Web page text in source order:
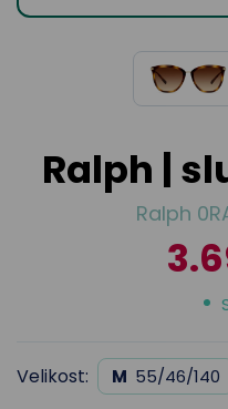
Ralph |
Ralph
Velikost: M 55/46/140